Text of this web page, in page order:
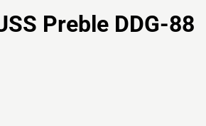
Preble DDG-88